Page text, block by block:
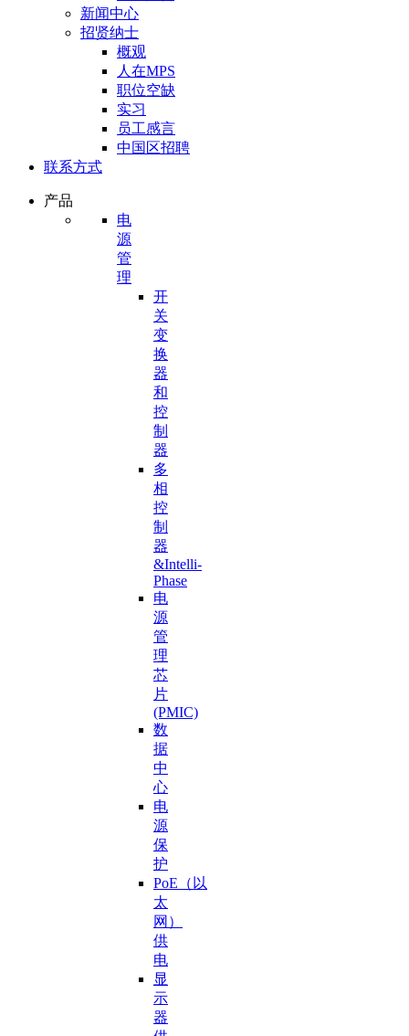
新闻中心
招贤纳士
概观
人在MPS
职位空缺
实习
员工感言
中国区招聘
联系方式
产品
电
源
管
理
开
关
变
换
器
和
控
制
器
多
相
控
制
器
&Intelli-
Phase
电
源
管
理
芯
片
(PMIC)
数
据
中
心
电
源
保
护
PoE（以
太
网）
供
电
显
示
器